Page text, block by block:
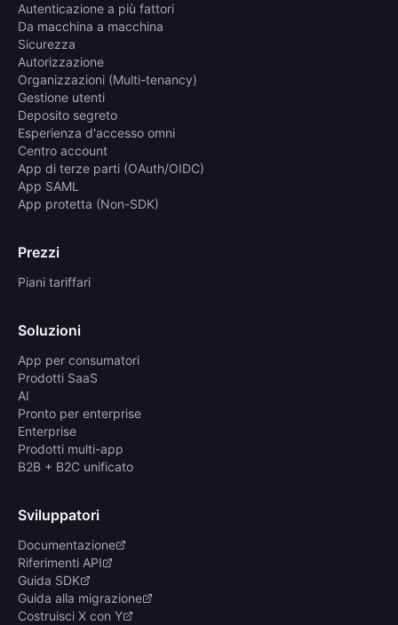
Autenticazione a più fattori
Da macchina a macchina
Sicurezza
Autorizzazione
Organizzazioni (Multi-tenancy)
Gestione utenti
Deposito segreto
Esperienza d'accesso omni
Centro account
App di terze parti (OAuth/OIDC)
App SAML
App protetta (Non-SDK)
Prezzi
Piani tariffari
Soluzioni
App per consumatori
Prodotti SaaS
AI
Pronto per enterprise
Enterprise
Prodotti multi-app
B2B + B2C unificato
Sviluppatori
Documentazione
Riferimenti API
Guida SDK
Guida alla migrazione
Costruisci X con Y